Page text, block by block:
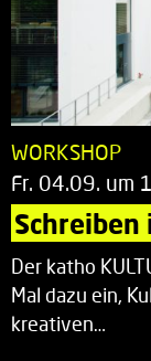
WORKSHOP
Fr. 04.09. um
Schreiben
Der katho
Mal dazu ein,
kreativen…